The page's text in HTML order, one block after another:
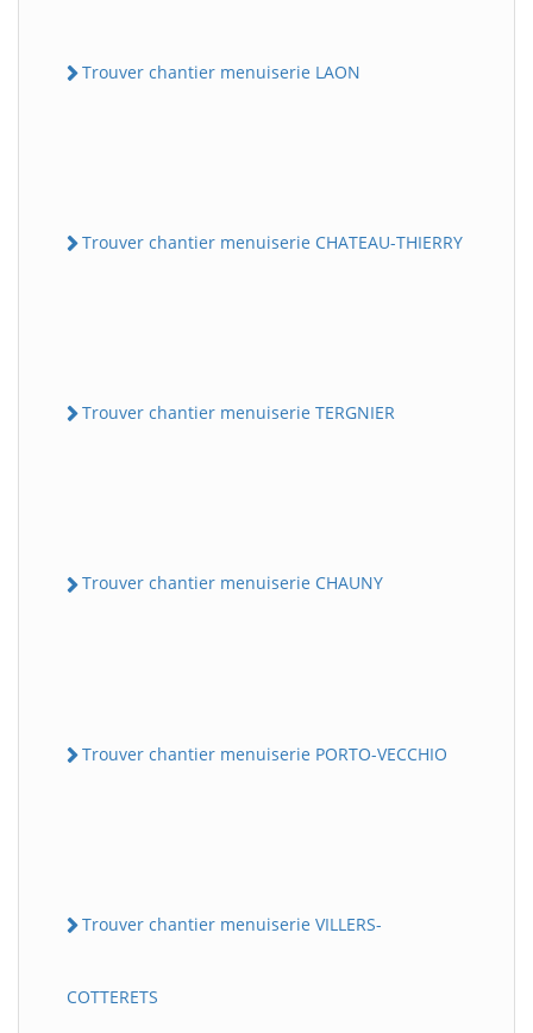
Trouver chantier menuiserie LAON
Trouver chantier menuiserie CHATEAU-THIERRY
Trouver chantier menuiserie TERGNIER
Trouver chantier menuiserie CHAUNY
Trouver chantier menuiserie PORTO-VECCHIO
Trouver chantier menuiserie VILLERS-
COTTERETS